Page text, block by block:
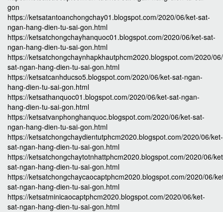
gon
https://ketsatantoanchongchay01.blogspot.com/2020/06/ket-sat-
ngan-hang-dien-tu-sai-gon.html
https://ketsatchongchayhanquoc01.blogspot.com/2020/06/ket-sat-
ngan-hang-dien-tu-sai-gon.html
https://ketsatchongchaynhapkhautphcm2020.blogspot.com/2020/
sat-ngan-hang-dien-tu-sai-gon.html
https://ketsatcanhducso5.blogspot.com/2020/06/ket-sat-ngan-
hang-dien-tu-sai-gon.html
https://ketsathanquoc01.blogspot.com/2020/06/ket-sat-ngan-
hang-dien-tu-sai-gon.html
https://ketsatvanphonghanquoc.blogspot.com/2020/06/ket-sat-
ngan-hang-dien-tu-sai-gon.html
https://ketsatchongchaydientutphcm2020.blogspot.com/2020/06/ket-
sat-ngan-hang-dien-tu-sai-gon.html
https://ketsatchongchaytotnhattphcm2020.blogspot.com/2020/06/
sat-ngan-hang-dien-tu-sai-gon.html
https://ketsatchongchaycaocaptphcm2020.blogspot.com/2020/06/
sat-ngan-hang-dien-tu-sai-gon.html
https://ketsatminicaocaptphcm2020.blogspot.com/2020/06/ket-
sat-ngan-hang-dien-tu-sai-gon.html